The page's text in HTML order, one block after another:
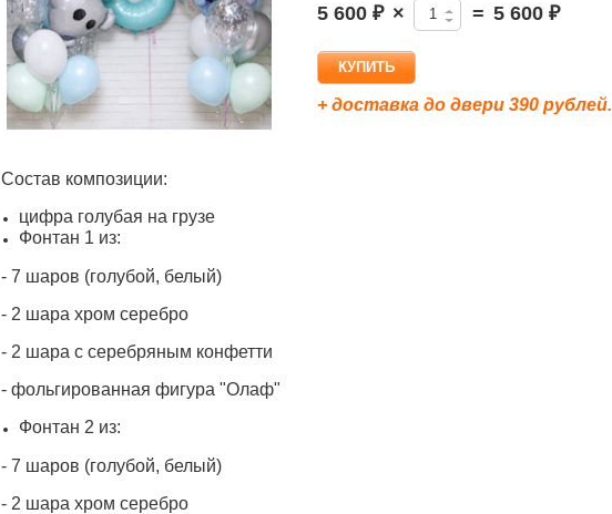
5 600 ₽ × = 5 600 ₽
+ доставка до двери 390 рублей.
Состав композиции:
цифра голубая на грузе
Фонтан 1 из:
- 7 шаров (голубой, белый)
- 2 шара хром серебро
- 2 шара с серебряным конфетти
- фольгированная фигура "Олаф"
Фонтан 2 из:
- 7 шаров (голубой, белый)
- 2 шара хром серебро